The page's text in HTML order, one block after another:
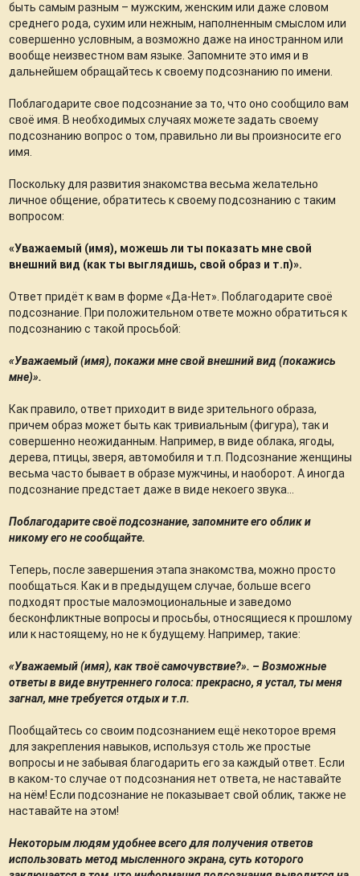
быть самым разным – мужским, женским или даже словом
среднего рода, сухим или нежным, наполненным смыслом или
совершенно условным, а возможно даже на иностранном или
вообще неизвестном вам языке. Запомните это имя и в
дальнейшем обращайтесь к своему подсознанию по имени.
Поблагодарите свое подсознание за то, что оно сообщило вам
своё имя. В необходимых случаях можете задать своему
подсознанию вопрос о том, правильно ли вы произносите его
имя.
Поскольку для развития знакомства весьма желательно
личное общение, обратитесь к своему подсознанию с таким
вопросом:
«Уважаемый (имя), можешь ли ты показать мне свой
внешний вид (как ты выглядишь, свой образ и т.п)».
Ответ придёт к вам в форме «Да-Нет». Поблагодарите своё
подсознание. При положительном ответе можно обратиться к
подсознанию с такой просьбой:
«Уважаемый (имя), покажи мне свой внешний вид (покажись
мне)».
Как правило, ответ приходит в виде зрительного образа,
причем образ может быть как тривиальным (фигура), так и
совершенно неожиданным. Например, в виде облака, ягоды,
дерева, птицы, зверя, автомобиля и т.п. Подсознание женщины
весьма часто бывает в образе мужчины, и наоборот. А иногда
подсознание предстает даже в виде некоего звука…
Поблагодарите своё подсознание, запомните его облик и
никому его не сообщайте.
Теперь, после завершения этапа знакомства, можно просто
пообщаться. Как и в предыдущем случае, больше всего
подходят простые малоэмоциональные и заведомо
бесконфликтные вопросы и просьбы, относящиеся к прошлому
или к настоящему, но не к будущему. Например, такие:
«Уважаемый (имя), как твоё самочувствие?». – Возможные
ответы в виде внутреннего голоса: прекрасно, я устал, ты меня
загнал, мне требуется отдых и т.п.
Пообщайтесь со своим подсознанием ещё некоторое время
для закрепления навыков, используя столь же простые
вопросы и не забывая благодарить его за каждый ответ. Если
в каком-то случае от подсознания нет ответа, не наставайте
на нём! Если подсознание не показывает свой облик, также не
наставайте на этом!
Некоторым людям удобнее всего для получения ответов
использовать метод мысленного экрана, суть которого